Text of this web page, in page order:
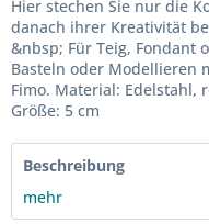
Hier stechen Sie nur die
danach ihrer Kreativität
&nbsp; Für Teig, Fondant
Basteln oder Modellieren
Fimo. Material: Edelstahl,
Größe: 5 cm
Beschreibung
mehr